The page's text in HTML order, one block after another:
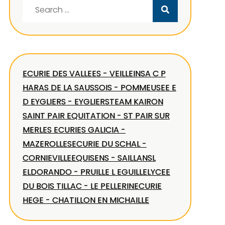
ECURIE DES VALLEES - VEILLEINSA C P
HARAS DE LA SAUSSOIS - POMMEUSEE E
D EYGLIERS - EYGLIERSTEAM KAIRON
SAINT PAIR EQUITATION - ST PAIR SUR
MERLES ECURIES GALICIA -
MAZEROLLESECURIE DU SCHAL -
CORNIEVILLEEQUISENS - SAILLANSL
ELDORANDO - PRUILLE L EGUILLELYCEE
DU BOIS TILLAC - LE PELLERINECURIE
HEGE - CHATILLON EN MICHAILLE